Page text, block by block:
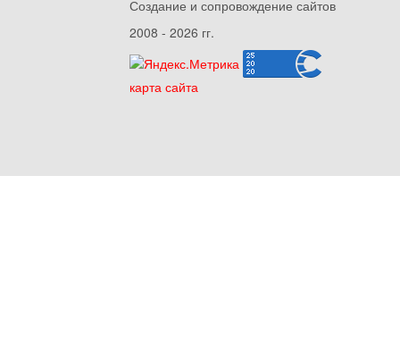
Создание и сопровождение сайтов
2008 - 2026 гг.
карта сайта